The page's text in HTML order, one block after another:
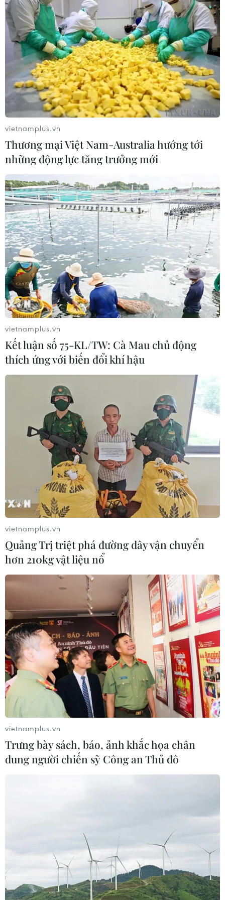
TIN CÙNG CHUYÊN MỤC
Thương mại Việt Nam-Australia
hướng tới những động lực tăng
trưởng mới
vietnamplus.vn
Thương mại Việt Nam-Australia hướng tới
những động lực tăng trưởng mới
vietnamplus.vn
Kết luận số 75-KL/TW: Cà Mau chủ động
thích ứng với biến đổi khí hậu
vietnamplus.vn
Quảng Trị triệt phá đường dây vận chuyển
hơn 210kg vật liệu nổ
vietnamplus.vn
Trưng bày sách, báo, ảnh khắc họa chân
dung người chiến sỹ Công an Thủ đô